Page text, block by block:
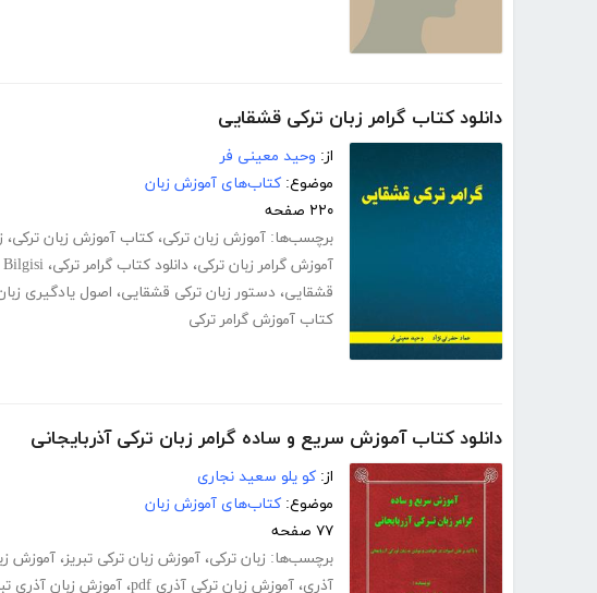
دانلود کتاب گرامر زبان ترکی قشقایی
از: وحید معینی فر
موضوع: کتاب‌های آموزش زبان
۲۲۰ صفحه
برچسب‌ها: آموزش زبان ترکی، کتاب آموزش زبان ترکی،
آموزش گرامر زبان ترکی، دانلود کتاب گرامر ترکی، Bilgisi
قشقایی، دستور زبان ترکی قشقایی، اصول یادگیری
کتاب آموزش گرامر ترکی
دانلود کتاب آموزش سریع و ساده گرامر زبان ترکی آذربایجانی
از: کو یلو سعید نجاری
موضوع: کتاب‌های آموزش زبان
۷۷ صفحه
برچسب‌ها: زبان ترکی، آموزش زبان ترکی تبریز، آموزش
آذری، آموزش زبان ترکی آذری pdf ، آموزش زبان آذری